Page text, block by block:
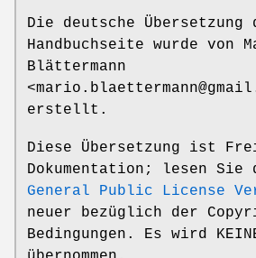
Die deutsche Übersetzung
Handbuchseite wurde von
Blättermann
erstellt.
Diese Übersetzung ist
Dokumentation; lesen Sie
General Public License
neuer bezüglich der
Bedingungen. Es wird KEINE